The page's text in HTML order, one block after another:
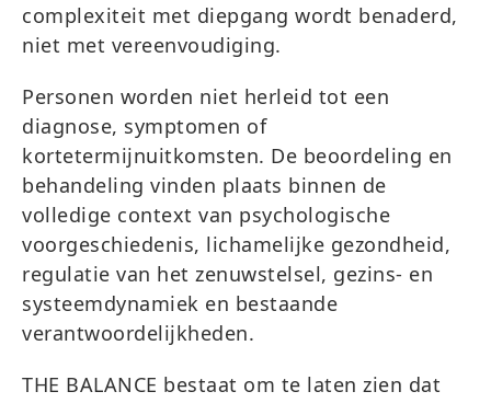
complexiteit met diepgang wordt benaderd,
niet met vereenvoudiging.
Personen worden niet herleid tot een
diagnose, symptomen of
kortetermijnuitkomsten. De beoordeling en
behandeling vinden plaats binnen de
volledige context van psychologische
voorgeschiedenis, lichamelijke gezondheid,
regulatie van het zenuwstelsel, gezins- en
systeemdynamiek en bestaande
verantwoordelijkheden.
THE BALANCE bestaat om te laten zien dat